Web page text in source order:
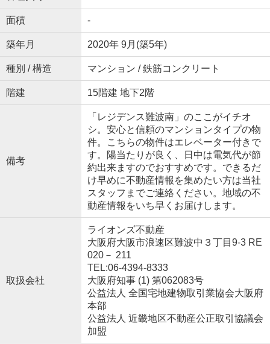
面積 -
築年月 2020年 9月(築5年)
種別 / 構造 マンション / 鉄筋コンクリート
階建 15階建 地下2階
備考
「レジデンス難波南」のここがイチオ
シ。安心と信頼のマンションタイプの物
件。こちらの物件はエレベーター付きで
す。陽当たりが良く、日中は電気代が節
約出来ますのでおすすめです。できるだ
け早めに不動産情報を集めたい方は当社
スタッフまでご連絡ください。地域の不
動産情報をいち早くお届けします。
取扱会社
ライオンズ不動産
大阪府大阪市浪速区難波中３丁目9-3 RE
020－ 211
TEL:06-4394-8333
大阪府知事 (1) 第062083号
公益法人 全国宅地建物取引業協会大阪府
本部
公益法人 近畿地区不動産公正取引協議会
加盟